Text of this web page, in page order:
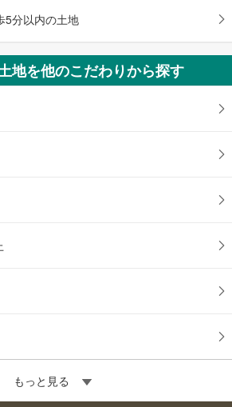
5分以内の土地
地を他のこだわりから探す
もっと見る